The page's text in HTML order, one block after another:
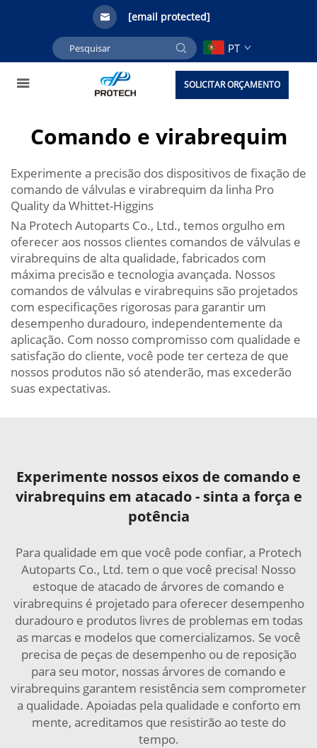
[email protected]
PT
SOLICITAR ORÇAMENTO
Comando e virabrequim
Experimente a precisão dos dispositivos de fixação de
comando de válvulas e virabrequim da linha Pro
Quality da Whittet-Higgins
Na Protech Autoparts Co., Ltd., temos orgulho em
oferecer aos nossos clientes comandos de válvulas e
virabrequins de alta qualidade, fabricados com
máxima precisão e tecnologia avançada. Nossos
comandos de válvulas e virabrequins são projetados
com especificações rigorosas para garantir um
desempenho duradouro, independentemente da
aplicação. Com nosso compromisso com qualidade e
satisfação do cliente, você pode ter certeza de que
nossos produtos não só atenderão, mas excederão
suas expectativas.
Experimente nossos eixos de comando e
virabrequins em atacado - sinta a força e
potência
Para qualidade em que você pode confiar, a Protech
Autoparts Co., Ltd. tem o que você precisa! Nosso
estoque de atacado de árvores de comando e
virabrequins é projetado para oferecer desempenho
duradouro e produtos livres de problemas em todas
as marcas e modelos que comercializamos. Se você
precisa de peças de desempenho ou de reposição
para seu motor, nossas árvores de comando e
virabrequins garantem resistência sem comprometer
a qualidade. Apoiadas pela qualidade e conforto em
mente, acreditamos que resistirão ao teste do
tempo.